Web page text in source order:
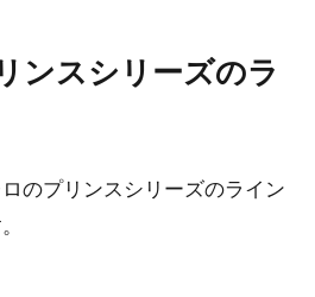
ンスシリーズのラ
のプリンスシリーズのライン